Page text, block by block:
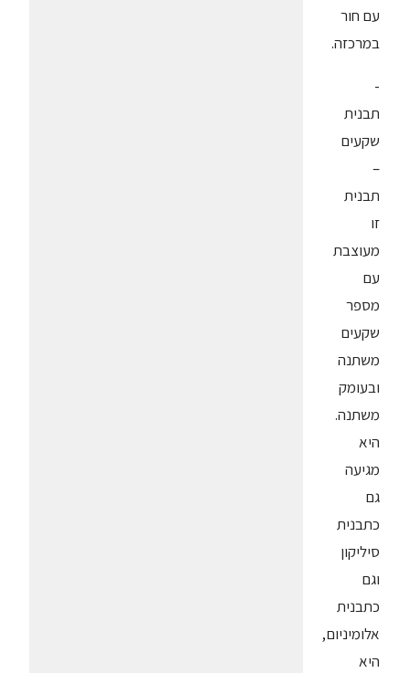
עם חור
במרכזה.
-
תבנית
שקעים
–
תבנית
זו
מעוצבת
עם
מספר
שקעים
משתנה
ובעומק
משתנה.
היא
מגיעה
גם
כתבנית
סיליקון
וגם
כתבנית
אלומיניום,
היא